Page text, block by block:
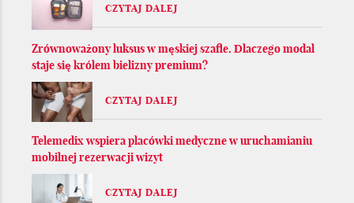
CZYTAJ DALEJ
Zrównoważony luksus w męskiej szafie. Dlaczego modal
staje się królem bielizny premium?
CZYTAJ DALEJ
Telemedix wspiera placówki medyczne w uruchamianiu
mobilnej rezerwacji wizyt
CZYTAJ DALEJ